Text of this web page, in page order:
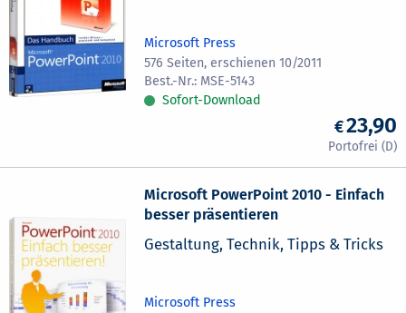
Microsoft Press
576 Seiten, erschienen 10/2011
MSE-5143
Sofort-Download
23,90
Microsoft PowerPoint 2010 - Einfach
besser präsentieren
Gestaltung, Technik, Tipps & Tricks
Microsoft Press